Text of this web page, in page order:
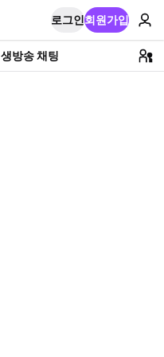
로그인회원가입
생방송 채팅